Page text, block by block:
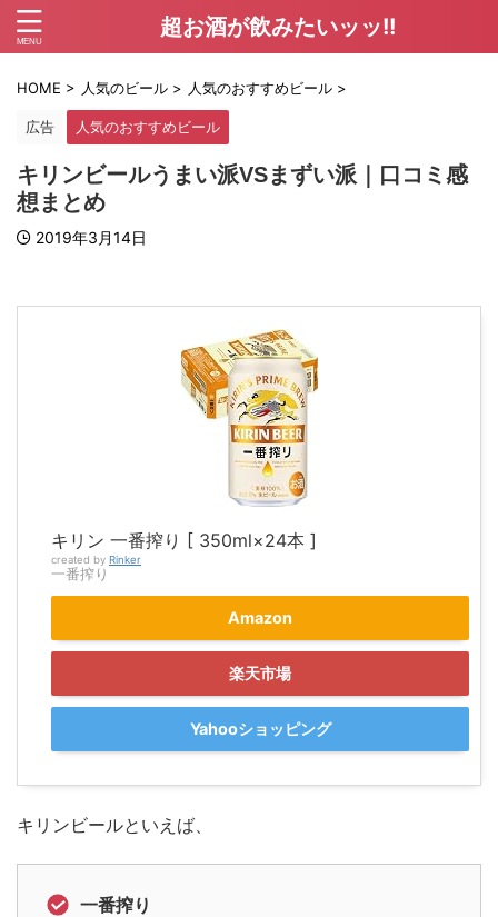
超お酒が飲みたいッッ!!
HOME > 人気のビール > 人気のおすすめビール >
広告 人気のおすすめビール
キリンビールうまい派VSまずい派｜口コミ感
想まとめ
2019年3月14日
キリン 一番搾り [ 350ml×24本 ]
created by Rinker
一番搾り
Amazon
楽天市場
Yahooショッピング
キリンビールといえば、
一番搾り